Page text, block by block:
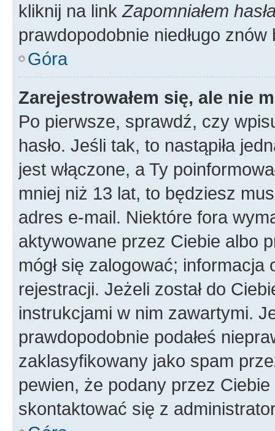
kliknij na linkZapomniałem
prawdopodobnie niedługo
Góra
Zarejestrowałem się, ale nie
Po pierwsze, sprawdź, czy
hasło. Jeśli tak, to nastąpiła
jest włączone, a Ty
mniej niż 13 lat, to będziesz
adres e-mail. Niektóre fora
aktywowane przez Ciebie albo
mógł się zalogować;
rejestracji. Jeżeli został do
instrukcjami w nim zawartymi.
prawdopodobnie podałeś
zaklasyfikowany jako spam
pewien, że podany przez
skontaktować się z